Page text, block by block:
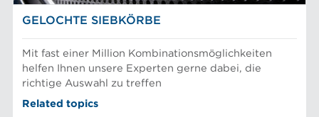
GELOCHTE SIEBKÖRBE
Mit fast einer Million Kombinationsmöglichkeiten
helfen Ihnen unsere Experten gerne dabei, die
richtige Auswahl zu treffen
Related topics